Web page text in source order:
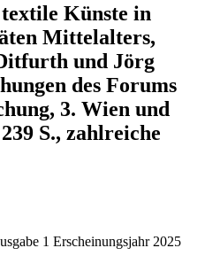
Künste in
Mittelalters,
und Jörg
des Forums
3. Wien und
S., zahlreiche
1 Erscheinungsjahr 2025